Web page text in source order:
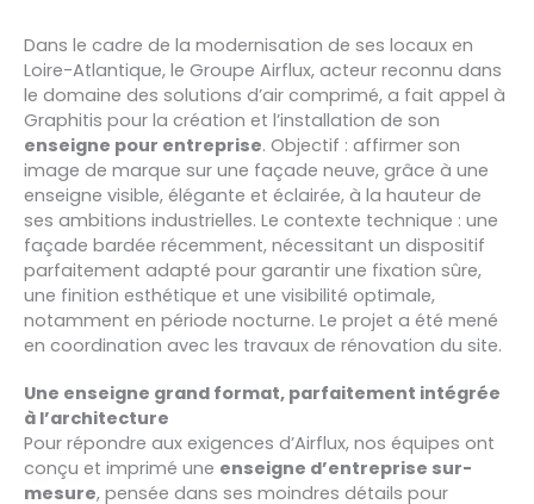
Dans le cadre de la modernisation de ses locaux en
Loire-Atlantique, le Groupe Airflux, acteur reconnu dans
le domaine des solutions d’air comprimé, a fait appel à
Graphitis pour la création et l’installation de son
enseigne pour entreprise. Objectif : affirmer son
image de marque sur une façade neuve, grâce à une
enseigne visible, élégante et éclairée, à la hauteur de
ses ambitions industrielles. Le contexte technique : une
façade bardée récemment, nécessitant un dispositif
parfaitement adapté pour garantir une fixation sûre,
une finition esthétique et une visibilité optimale,
notamment en période nocturne. Le projet a été mené
en coordination avec les travaux de rénovation du site.
Une enseigne grand format, parfaitement intégrée
à l’architecture
Pour répondre aux exigences d’Airflux, nos équipes ont
conçu et imprimé une enseigne d’entreprise sur-
mesure, pensée dans ses moindres détails pour